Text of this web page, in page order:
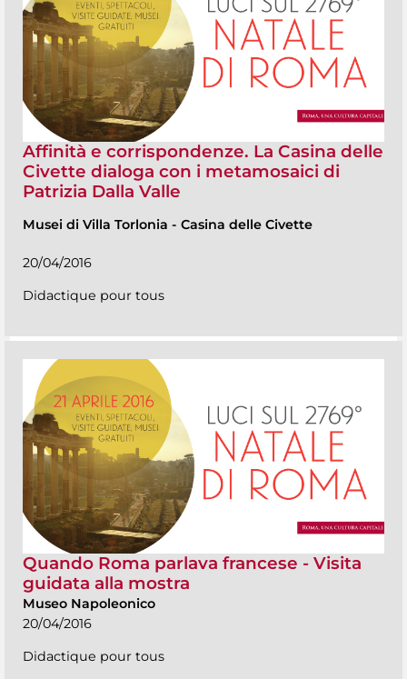
Affinità e corrispondenze. La Casina delle
Civette dialoga con i metamosaici di
Patrizia Dalla Valle
Musei di Villa Torlonia - Casina delle Civette
20/04/2016
Didactique pour tous
Quando Roma parlava francese - Visita
guidata alla mostra
Museo Napoleonico
20/04/2016
Didactique pour tous